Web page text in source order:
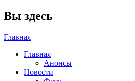
Вы здесь
Главная
Главная
Анонсы
Новости